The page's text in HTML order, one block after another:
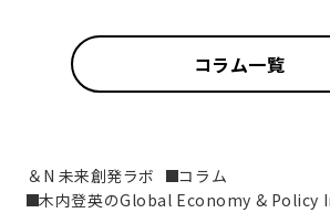
コラム一覧
＆N 未来創発ラボ
コラム
木内登英のGlobal Economy & Policy